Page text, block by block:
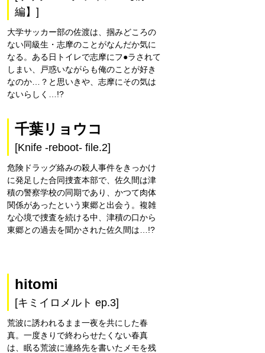
編】]
大学サッカー部の佐渡は、掴みどころの
ない同級生・志摩のことがなんだか気に
なる。ある日トイレで志摩にフ●ラされて
しまい、戸惑いながらも俺のことが好き
なのか…？と思いきや、志摩にその気は
ないらしく…!?
千葉リョウコ
[Knife -reboot- file.2]
危険ドラッグ絡みの殺人事件をきっかけ
に発足した合同捜査本部で、佐久間は津
積の警察学校の同期であり、かつて肉体
関係があったという東郷と出会う。複雑
な心境で捜査を続ける中、津積の口から
東郷との過去を聞かされた佐久間は…!?
hitomi
[キミイロメルト ep.3]
荒波に誘われるまま一夜を共にした春
真。一度きりで終わらせたくない春真
は、眠る荒波に連絡先を書いたメモを残